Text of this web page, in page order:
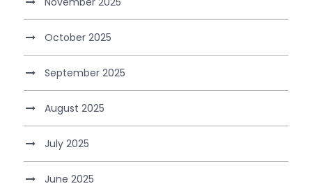
October 2025
September 2025
August 2025
July 2025
June 2025